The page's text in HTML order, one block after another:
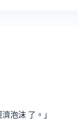
泡沫 了。」